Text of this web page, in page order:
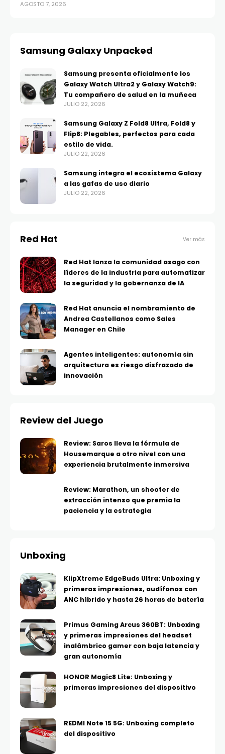
AGOSTO 7, 2026
Samsung Galaxy Unpacked
Samsung presenta oficialmente los
Galaxy Watch Ultra2 y Galaxy Watch9:
Tu compañero de salud en la muñeca
JULIO 22, 2026
Samsung Galaxy Z Fold8 Ultra, Fold8 y
Flip8: Plegables, perfectos para cada
estilo de vida.
JULIO 22, 2026
Samsung integra el ecosistema Galaxy
a las gafas de uso diario
JULIO 22, 2026
Red Hat Ver más
Red Hat lanza la comunidad asago con
líderes de la industria para automatizar
la seguridad y la gobernanza de IA
Red Hat anuncia el nombramiento de
Andrea Castellanos como Sales
Manager en Chile
Agentes inteligentes: autonomía sin
arquitectura es riesgo disfrazado de
innovación
Review del Juego
Review: Saros lleva la fórmula de
Housemarque a otro nivel con una
experiencia brutalmente inmersiva
Review: Marathon, un shooter de
extracción intenso que premia la
paciencia y la estrategia
Unboxing
KlipXtreme EdgeBuds Ultra: Unboxing y
primeras impresiones, audífonos con
ANC híbrido y hasta 26 horas de batería
Primus Gaming Arcus 360BT: Unboxing
y primeras impresiones del headset
inalámbrico gamer con baja latencia y
gran autonomía
HONOR Magic8 Lite: Unboxing y
primeras impresiones del dispositivo
REDMI Note 15 5G: Unboxing completo
del dispositivo